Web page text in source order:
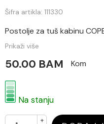
Šifra artikla: 111330
Postolje za tuš kabinu
Prikaži više
50.00 BAM Kom
Na stanju
+